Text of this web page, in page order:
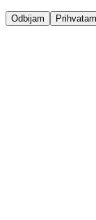
Odbijam Prihvatam